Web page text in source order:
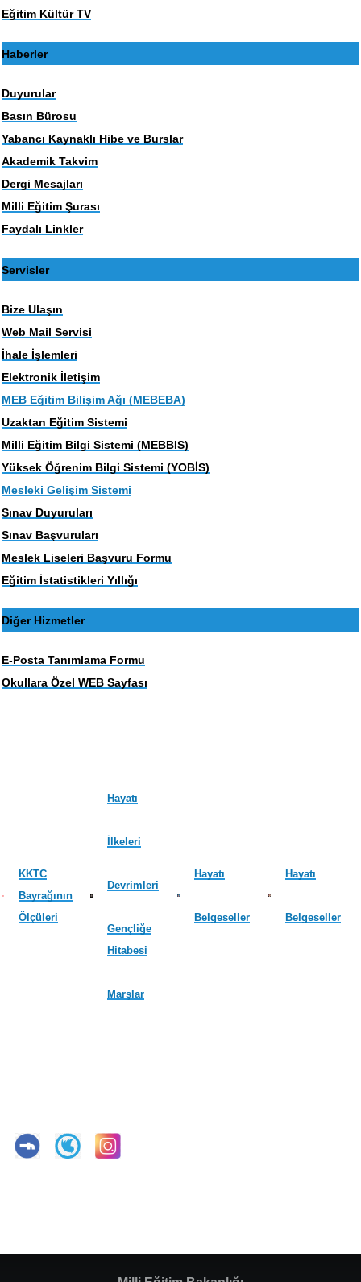
Eğitim Kültür TV
Haberler
Duyurular
Basın Bürosu
Yabancı Kaynaklı Hibe ve Burslar
Akademik Takvim
Dergi Mesajları
Milli Eğitim Şurası
Faydalı Linkler
Servisler
Bize Ulaşın
Web Mail Servisi
İhale İşlemleri
Elektronik İletişim
MEB Eğitim Bilişim Ağı (MEBEBA)
Uzaktan Eğitim Sistemi
Milli Eğitim Bilgi Sistemi (MEBBIS)
Yüksek Öğrenim Bilgi Sistemi (YOBİS)
Mesleki Gelişim Sistemi
Sınav Duyuruları
Sınav Başvuruları
Meslek Liseleri Başvuru Formu
Eğitim İstatistikleri Yıllığı
Diğer Hizmetler
E-Posta Tanımlama Formu
Okullara Özel WEB Sayfası
KKTC
Bayrağının
Ölçüleri
Hayatı
İlkeleri
Devrimleri
Gençliğe
Hitabesi
Marşlar
Hayatı
Belgeseller
Hayatı
Belgeseller